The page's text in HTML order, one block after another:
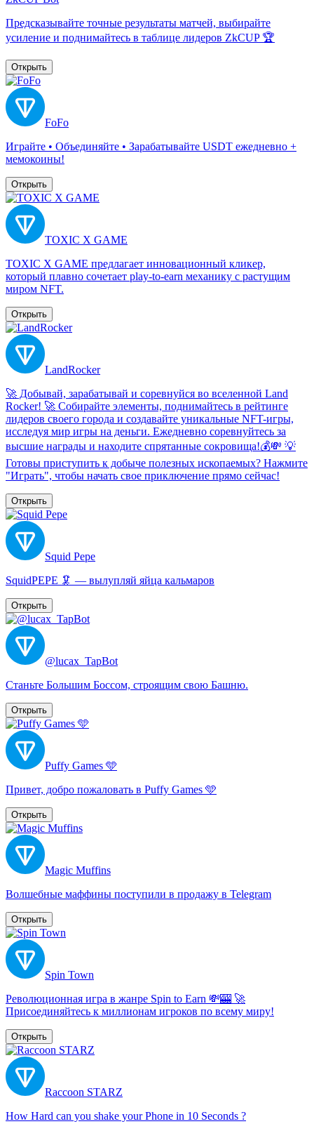
Предсказывайте точные результаты матчей, выбирайте
усиление и поднимайтесь в таблице лидеров ZkCUP 🏆
Открыть
FoFo
Играйте • Объединяйте • Зарабатывайте USDT ежедневно +
мемокоины!
Открыть
TOXIC X GAME
TOXIC X GAME предлагает инновационный кликер,
который плавно сочетает play-to-earn механику с растущим
миром NFT.
Открыть
LandRocker
🚀 Добывай, зарабатывай и соревнуйся во вселенной Land
Rocker! 🚀 Собирайте элементы, поднимайтесь в рейтинге
лидеров своего города и создавайте уникальные NFT-игры,
исследуя мир игры на деньги. Ежедневно соревнуйтесь за
высшие награды и находите спрятанные сокровища!💰💸 💡
Готовы приступить к добыче полезных ископаемых? Нажмите
"Играть", чтобы начать свое приключение прямо сейчас!
Открыть
Squid Pepe
SquidPEPE 🦑 — вылупляй яйца кальмаров
Открыть
@lucax_TapBot
Станьте Большим Боссом, строящим свою Башню.
Открыть
Puffy Games 🩵
Привет, добро пожаловать в Puffy Games 🩵
Открыть
Magic Muffins
Волшебные маффины поступили в продажу в Telegram
Открыть
Spin Town
Революционная игра в жанре Spin to Earn 💸🎰 🚀
Присоединяйтесь к миллионам игроков по всему миру!
Открыть
Raccoon STARZ
How Hard can you shake your Phone in 10 Seconds ?